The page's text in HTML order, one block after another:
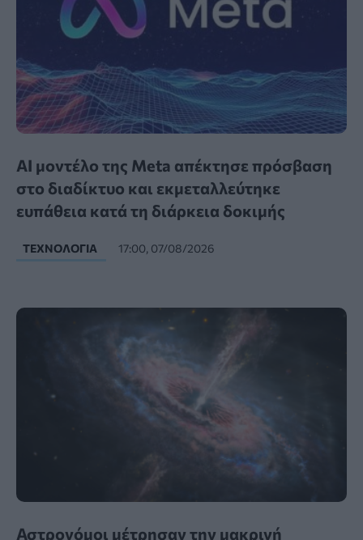
AI μοντέλο της Meta απέκτησε πρόσβαση
στο διαδίκτυο και εκμεταλλεύτηκε
ευπάθεια κατά τη διάρκεια δοκιμής
ΤΕΧΝΟΛΟΓΊΑ 17:00, 07/08/2026
Αστρονόμοι μέτρησαν την μακρινή